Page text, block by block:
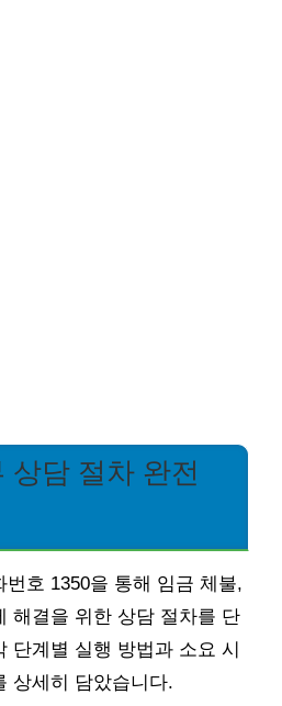
상담 절차 완전
호 1350을 통해 임금 체불,
해결을 위한 상담 절차를 단
단계별 실행 방법과 소요 시
상세히 담았습니다.